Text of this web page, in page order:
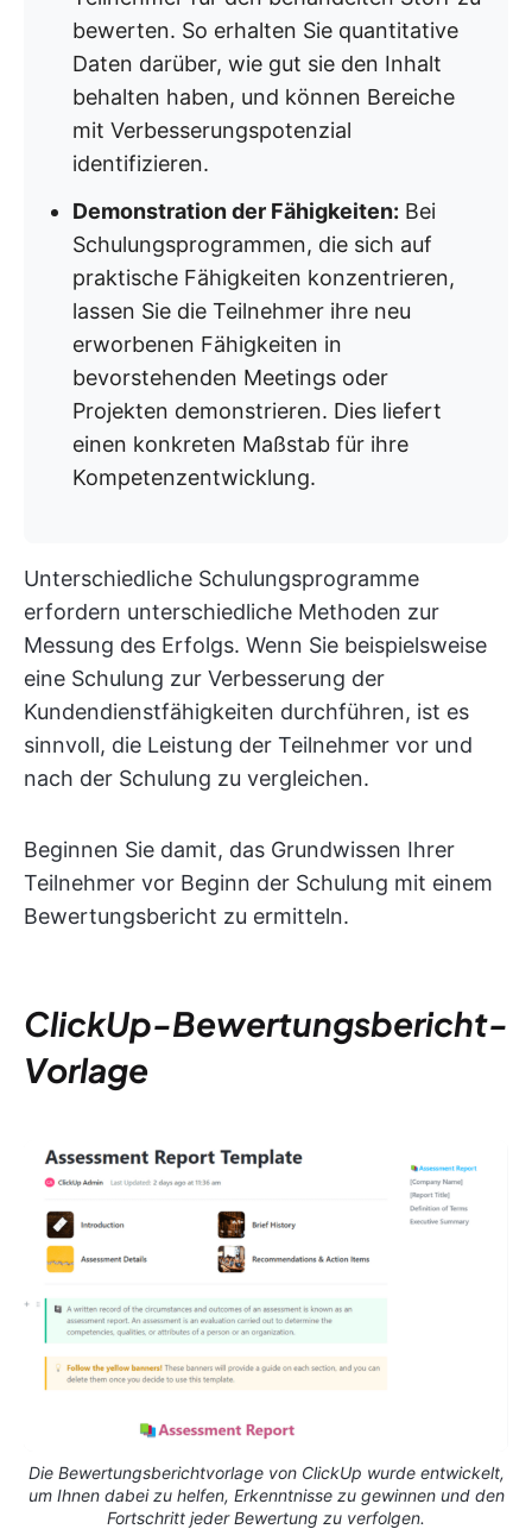
bewerten. So erhalten Sie quantitative
Daten darüber, wie gut sie den Inhalt
behalten haben, und können Bereiche
mit Verbesserungspotenzial
identifizieren.
Demonstration der Fähigkeiten: Bei
Schulungsprogrammen, die sich auf
praktische Fähigkeiten konzentrieren,
lassen Sie die Teilnehmer ihre neu
erworbenen Fähigkeiten in
bevorstehenden Meetings oder
Projekten demonstrieren. Dies liefert
einen konkreten Maßstab für ihre
Kompetenzentwicklung.
Unterschiedliche Schulungsprogramme
erfordern unterschiedliche Methoden zur
Messung des Erfolgs. Wenn Sie beispielsweise
eine Schulung zur Verbesserung der
Kundendienstfähigkeiten durchführen, ist es
sinnvoll, die Leistung der Teilnehmer vor und
nach der Schulung zu vergleichen.
Beginnen Sie damit, das Grundwissen Ihrer
Teilnehmer vor Beginn der Schulung mit einem
Bewertungsbericht zu ermitteln.
ClickUp-Bewertungsbericht-
Vorlage
Die Bewertungsberichtvorlage von ClickUp wurde entwickelt,
um Ihnen dabei zu helfen, Erkenntnisse zu gewinnen und den
Fortschritt jeder Bewertung zu verfolgen.